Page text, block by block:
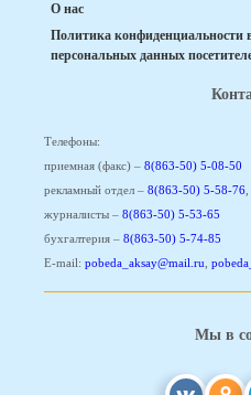
О нас
Политика конфиденциальности
персональных данных
Телефоны:
приемная (факс) – 8(863-50) 5-08-50
рекламный отдел – 8(863-50) 5-58-76
журналисты – 8(863-50) 5-53-65
бухгалтерия – 8(863-50) 5-74-85
E-mail: pobeda_aksay@mail.ru
Мы в